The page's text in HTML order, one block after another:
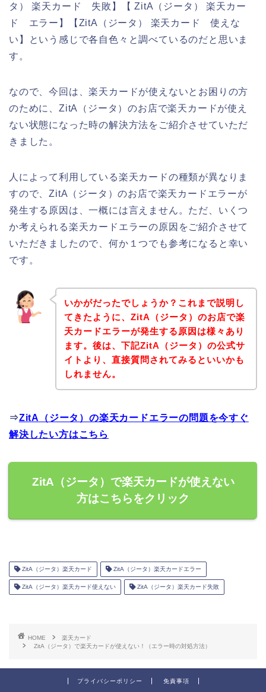
タ） 楽天カード 失敗】【 ZitA（ジータ） 楽天カー
ド エラー】【ZitA（ジータ） 楽天カード 使えな
い】という感じで各自色々と調べているのだと思いま
す。
なので、今回は、楽天カードが使えないとお困りの方
のために、ZitA（ジータ）のお店で楽天カードが使え
ない状態になった時の解決方法をご紹介させていただ
きました。
人によって利用している楽天カードの種類が異なりま
すので、ZitA（ジータ）のお店で楽天カードエラーが
発生する原因は、一概には言えません。ただ、いくつ
か考えられる楽天カードエラーの原因をご紹介させて
いただきましたので、何か１つでも参考になると幸い
です。
いかがだったでしょうか？これまで説明し
てきたように、ZitA（ジータ）のお店で楽
天カードエラーが発生する原因は様々あり
ます。後は、下記ZitA（ジータ）の公式サ
イトより、直接質問されてみるといいかも
しれません。
⇒ZitA（ジータ）の楽天カードエラーの問題を今すぐ
解決したい方はこちら
ZitA（ジータ）で楽天カードが使えない
方はこちらをクリック
ZitA（ジータ）楽天カード ZitA（ジータ）楽天カードエラー
ZitA（ジータ）楽天カード使えない ZitA（ジータ）楽天カード失敗
HOME
楽天カード
ZitA（ジータ）で楽天カードが使えない！（エラー時の対処方法）
プライバシーポリシー 免責事項